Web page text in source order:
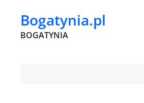
Bogatynia.pl
BOGATYNIA